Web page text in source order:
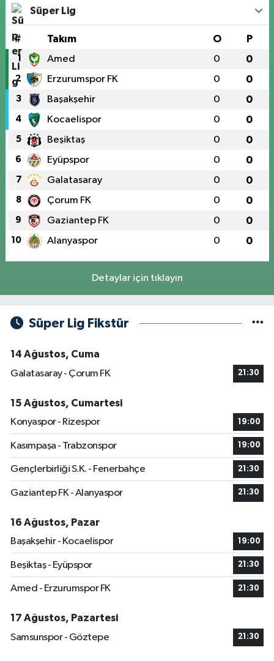
Süper Lig
# Takım O P
1 Amed 0 0
2 Erzurumspor FK 0 0
3 Başakşehir 0 0
4 Kocaelispor 0 0
5 Beşiktaş 0 0
6 Eyüpspor 0 0
7 Galatasaray 0 0
8 Çorum FK 0 0
9 Gaziantep FK 0 0
10 Alanyaspor 0 0
Detaylar için tıklayın
Süper Lig Fikstür
14 Ağustos, Cuma
Galatasaray - Çorum FK
21:30
15 Ağustos, Cumartesi
Konyaspor - Rizespor
19:00
Kasımpaşa - Trabzonspor 19:00
Gençlerbirliği S.K. - Fenerbahçe 21:30
Gaziantep FK - Alanyaspor 21:30
16 Ağustos, Pazar
Başakşehir - Kocaelispor
19:00
Beşiktaş - Eyüpspor 21:30
Amed - Erzurumspor FK 21:30
17 Ağustos, Pazartesi
Samsunspor - Göztepe
21:30